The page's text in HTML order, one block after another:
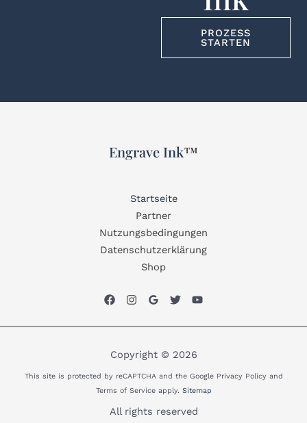
PROZESS
STARTEN
Engrave Ink™
Startseite
Partner
Nutzungsbedingungen
Datenschutzerklärung
Shop
Copyright © 2026
This site is protected by reCAPTCHA and the Google Privacy Policy and
Terms of Service apply. Sitemap
All rights reserved